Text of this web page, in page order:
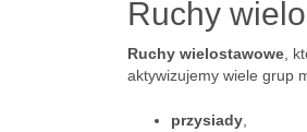
Ruchy
Ruchy wielostawowe ,
aktywizujemy wiele grup
przysiady